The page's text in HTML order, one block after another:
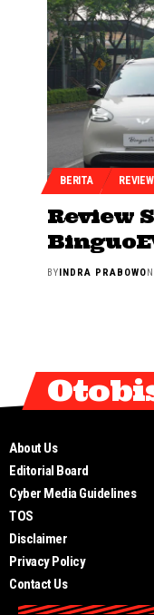
BERITA REVIEW
Review
BYINDRA PRABOWO
About Us
Editorial Board
Cyber Media Guidelines
TOS
Disclaimer
Privacy Policy
Contact Us